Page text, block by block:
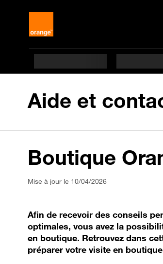
Aide et
Boutique
Mise à jour le 10/04/2026
Afin de recevoir des conseils
optimales, vous avez la
en boutique. Retrouvez dans
préparer votre visite en